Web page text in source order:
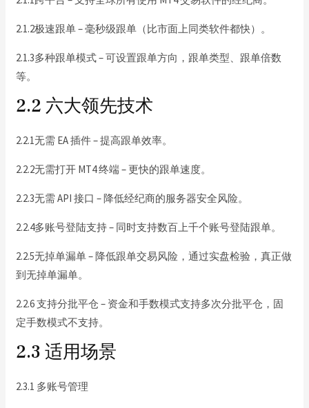
2.1.2极速跟单 – 毫秒级跟单（比市面上同类软件都快）。
2.1.3多种跟单模式 – 可设置跟单方向，跟单类型、跟单倍数
等。
2.2 六大领先技术
2.2.1无需 EA 插件 – 提高跟单效率。
2.2.2无需打开 MT4 终端 – 更快的跟单速度。
2.2.3无需 API 接口 – 降低经纪商的服务器安全风险。
2.2.4多账号登陆支持 – 同时支持数百上千个账号登陆跟单。
2.2.5无掉单漏单 – 降低跟单交易风险，通过实盘检验，真正做
到无掉单漏单。
2.2.6 支持分批平仓 – 资金和手数模式支持多次分批平仓，固
定手数模式不支持。
2.3 适用场景
2.3.1 多账号管理